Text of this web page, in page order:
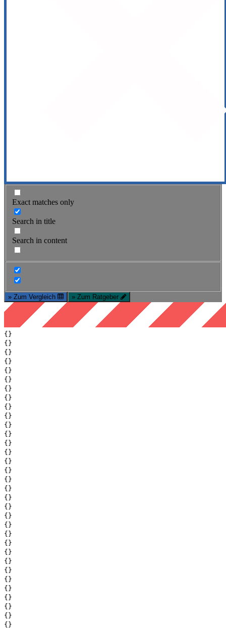
Exact matches only
Search in title
Search in content
» Zum Vergleich » Zum Ratgeber
{}
{}
{}
{}
{}
{}
{}
{}
{}
{}
{}
{}
{}
{}
{}
{}
{}
{}
{}
{}
{}
{}
{}
{}
{}
{}
{}
{}
{}
{}
{}
{}
{}